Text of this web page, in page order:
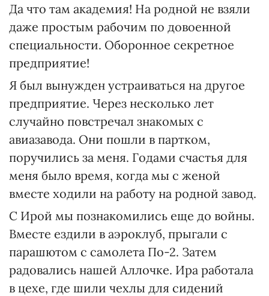
Да что там академия! На родной не взяли
даже простым рабочим по довоенной
специальности. Оборонное секретное
предприятие!
Я был вынужден устраиваться на другое
предприятие. Через несколько лет
случайно повстречал знакомых с
авиазавода. Они пошли в партком,
поручились за меня. Годами счастья для
меня было время, когда мы с женой
вместе ходили на работу на родной завод.
С Ирой мы познакомились еще до войны.
Вместе ездили в аэроклуб, прыгали с
парашютом с самолета По-2. Затем
радовались нашей Аллочке. Ира работала
в цехе, где шили чехлы для сидений